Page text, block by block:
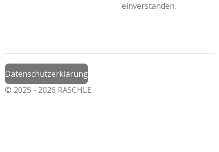
einverstanden.
Datenschutzerklärung
© 2025 - 2026 RASCHLE